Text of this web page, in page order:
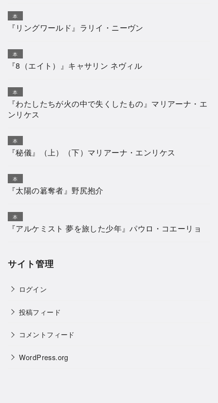
本
『リングワールド』ラリイ・ニーヴン
本
『8（エイト）』キャサリン ネヴィル
本
『わたしたちが火の中で失くしたもの』マリアーナ・エ
ンリケス
本
『秘儀』（上）（下）マリアーナ・エンリケス
本
『太陽の簒奪者』野尻抱介
本
『アルケミスト 夢を旅した少年』パウロ・コエーリョ
サイト管理
ログイン
投稿フィード
コメントフィード
WordPress.org